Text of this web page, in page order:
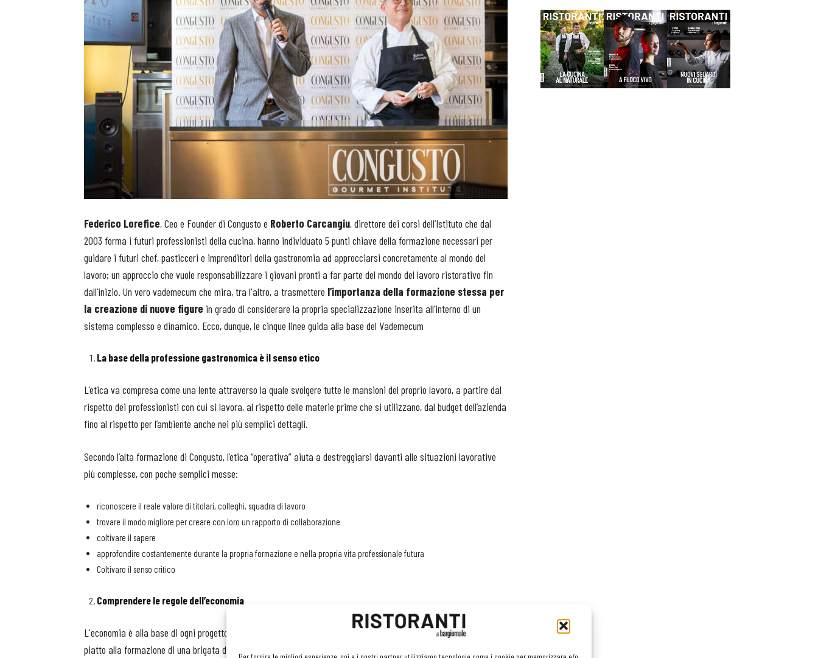
Federico Lorefice, Ceo e Founder di Congusto e Roberto Carcangiu, direttore dei corsi dell’Istituto che dal
2003 forma i futuri professionisti della cucina, hanno individuato 5 punti chiave della formazione necessari per
guidare i futuri chef, pasticceri e imprenditori della gastronomia ad approcciarsi concretamente al mondo del
lavoro; un approccio che vuole responsabilizzare i giovani pronti a far parte del mondo del lavoro ristorativo fin
dall’inizio. Un vero vademecum che mira, tra l'altro, a trasmettere l’importanza della formazione stessa per
la creazione di nuove figure in grado di considerare la propria specializzazione inserita all’interno di un
sistema complesso e dinamico. Ecco, dunque, le cinque linee guida alla base del Vademecum
La base della professione gastronomica è il senso etico
L’etica va compresa come una lente attraverso la quale svolgere tutte le mansioni del proprio lavoro, a partire dal
rispetto dei professionisti con cui si lavora, al rispetto delle materie prime che si utilizzano, dal budget dell’azienda
fino al rispetto per l’ambiente anche nei più semplici dettagli.
Secondo l’alta formazione di Congusto, l’etica “operativa” aiuta a destreggiarsi davanti alle situazioni lavorative
più complesse, con poche semplici mosse:
riconoscere il reale valore di titolari, colleghi, squadra di lavoro
trovare il modo migliore per creare con loro un rapporto di collaborazione
coltivare il sapere
approfondire costantemente durante la propria formazione e nella propria vita professionale futura
Coltivare il senso critico
Comprendere le regole dell’economia
L'economia è alla base di ogni progetto e nel caso della ristorazione incide su ogni elemento, dalla creazione di un
piatto alla formazione di una brigata di cucina. Comprendere le regole di management che governano l'impresa